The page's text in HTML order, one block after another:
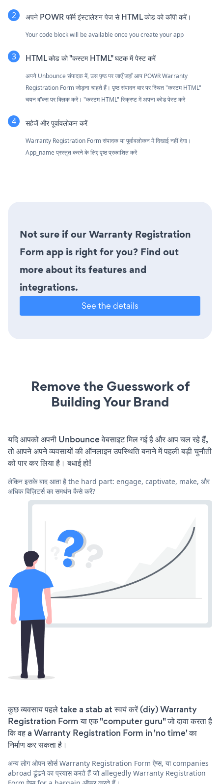
अपने POWR फॉर्म इंस्टालेशन पेज से HTML कोड को कॉपी करें।
Your code block will be available once you create your app
HTML कोड को "कस्टम HTML" घटक में पेस्ट करें
अपने Unbounce संपादक में, उस पृष्ठ पर जाएँ जहाँ आप POWR Warranty
Registration Form जोड़ना चाहते हैं। पृष्ठ संपादन बार पर स्थित "कस्टम HTML"
चयन बॉक्स पर क्लिक करें। "कस्टम HTML" स्क्रिप्ट में अपना कोड पेस्ट करें
सहेजें और पूर्वावलोकन करें
Warranty Registration Form संपादक या पूर्वावलोकन में दिखाई नहीं देगा।
App_name प्रस्तुत करने के लिए पृष्ठ प्रकाशित करें
Not sure if our Warranty Registration
Form app is right for you? Find out
more about its features and
integrations.
See the details
Remove the Guesswork of
Building Your Brand
यदि आपको अपनी Unbounce वेबसाइट मिल गई है और आप चल रहे हैं,
तो आपने अपने व्यवसायों की ऑनलाइन उपस्थिति बनाने में पहली बड़ी चुनौती
को पार कर लिया है। बधाई हो!
लेकिन इसके बाद आता है the hard part: engage, captivate, make, और
अधिक विज़िटर्स का समर्थन कैसे करें?
कुछ व्यवसाय पहले take a stab at स्वयं करें (diy) Warranty
Registration Form या एक "computer guru" जो दावा करता है
कि वह a Warranty Registration Form in 'no time' का
निर्माण कर सकता है।
अन्य लोग ओपन सोर्स Warranty Registration Form ऐप्स, या companies
abroad ढूंढने का प्रयास करते हैं जो allegedly Warranty Registration